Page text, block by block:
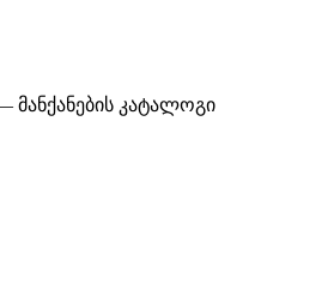
მანქანების კატალოგი